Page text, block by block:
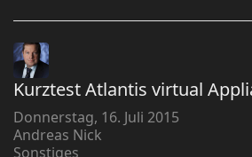
Kurztest Atlantis virtual
Donnerstag, 16. Juli 2015
Andreas Nick
Sonstiges